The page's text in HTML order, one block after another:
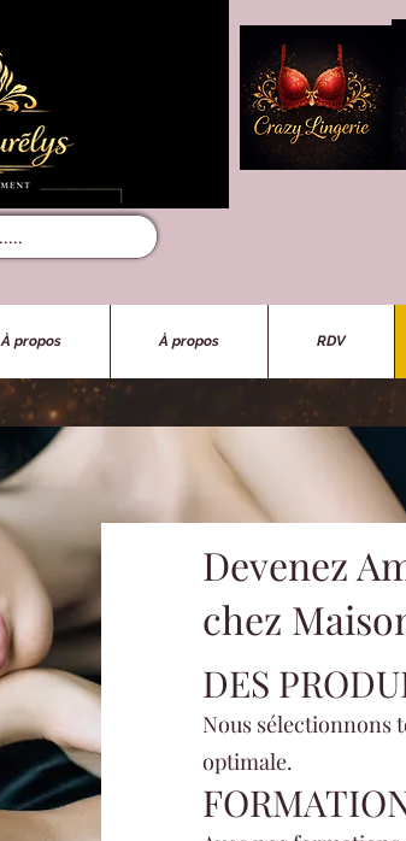
À propos À propos RDV
Devenez
chez
DES
Nous sélectionnons
optimale.